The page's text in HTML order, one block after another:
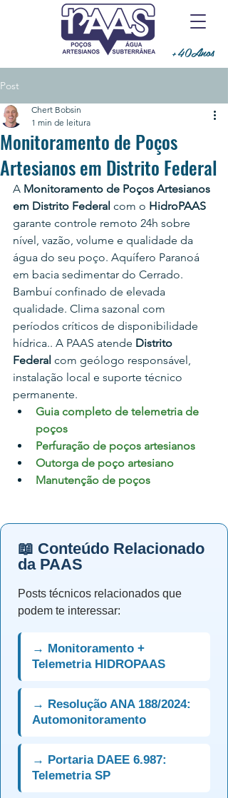
+40Anos
Post
Monitoramento de Poços
Artesianos em Distrito Federal
Chert Bobsin
1 min de leitura
A Monitoramento de Poços Artesianos
em Distrito Federal com o HidroPAAS
garante controle remoto 24h sobre
nível, vazão, volume e qualidade da
água do seu poço. Aquífero Paranoá
em bacia sedimentar do Cerrado.
Bambuí confinado de elevada
qualidade. Clima sazonal com
períodos críticos de disponibilidade
hídrica.. A PAAS atende Distrito
Federal com geólogo responsável,
instalação local e suporte técnico
permanente.
Guia completo de telemetria de
poços
Perfuração de poços artesianos
Outorga de poço artesiano
Manutenção de poços
📖 Conteúdo Relacionado
da PAAS
Posts técnicos relacionados que
podem te interessar:
→ Monitoramento +
Telemetria HIDROPAAS
→ Resolução ANA 188/2024:
Automonitoramento
→ Portaria DAEE 6.987:
Telemetria SP